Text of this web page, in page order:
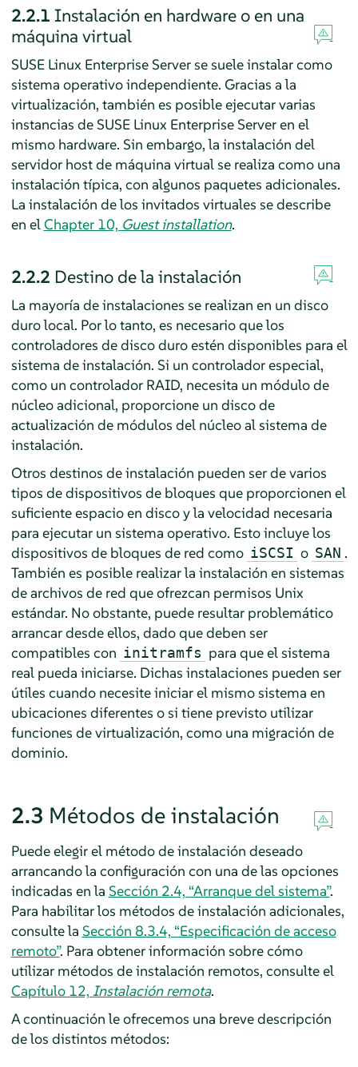
2.2.1 Instalación en hardware o en una
máquina virtual
SUSE Linux Enterprise Serverse suele instalar como
sistema operativo independiente. Gracias a la
virtualización, también es posible ejecutar varias
instancias de SUSE Linux Enterprise Serveren el
mismo hardware. Sin embargo, la instalación del
servidor host de máquina virtual se realiza como una
instalación típica, con algunos paquetes adicionales.
La instalación de los invitados virtuales se describe
en elChapter 10, Guest installation.
2.2.2 Destino de la instalación
La mayoría de instalaciones se realizan en un disco
duro local. Por lo tanto, es necesario que los
controladores de disco duro estén disponibles para el
sistema de instalación. Si un controlador especial,
como un controlador RAID, necesita un módulo de
núcleo adicional, proporcione un disco de
actualización de módulos del núcleo al sistema de
instalación.
Otros destinos de instalación pueden ser de varios
tipos de dispositivos de bloques que proporcionen el
suficiente espacio en disco y la velocidad necesaria
para ejecutar un sistema operativo. Esto incluye los
dispositivos de bloques de red como iSCSI o SAN .
También es posible realizar la instalación en sistemas
de archivos de red que ofrezcan permisos Unix
estándar. No obstante, puede resultar problemático
arrancar desde ellos, dado que deben ser
compatibles con initramfs para que el sistema
real pueda iniciarse. Dichas instalaciones pueden ser
útiles cuando necesite iniciar el mismo sistema en
ubicaciones diferentes o si tiene previsto utilizar
funciones de virtualización, como una migración de
dominio.
2.3 Métodos de instalación
Puede elegir el método de instalación deseado
arrancando la configuración con una de las opciones
indicadas en la Sección 2.4, “Arranque del sistema”.
Para habilitar los métodos de instalación adicionales,
consulte la Sección 8.3.4, “Especificación de acceso
remoto”. Para obtener información sobre cómo
utilizar métodos de instalación remotos, consulte el
Capítulo 12, Instalación remota.
A continuación le ofrecemos una breve descripción
de los distintos métodos: